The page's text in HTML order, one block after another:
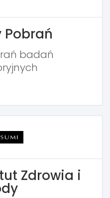
Pobrań
badań
Zdrowia i